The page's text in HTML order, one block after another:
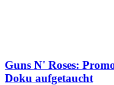
Guns N' Roses:
Doku aufgetaucht